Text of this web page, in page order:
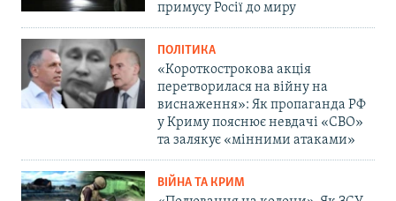
примусу Росії до миру
ПОЛІТИКА
«Короткострокова акція
перетворилася на війну на
виснаження»: Як пропаганда РФ
у Криму пояснює невдачі «СВО»
та залякує «мінними атаками»
ВІЙНА ТА КРИМ